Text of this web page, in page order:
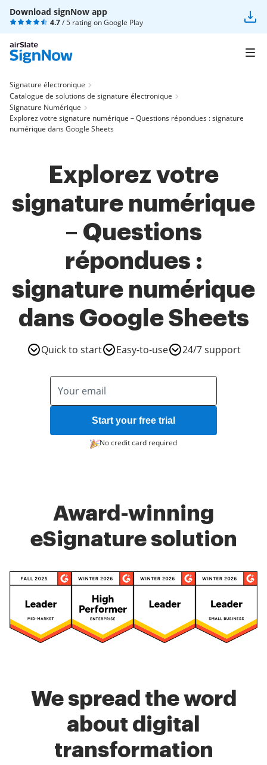
Download signNow app
4.7/ 5 rating onGoogle Play
Signature électronique
Catalogue de solutions de signature électronique
Signature Numérique
Explorez votre signature numérique – Questions répondues : signature
numérique dans Google Sheets
Explorez votre
signature numérique
– Questions
répondues :
signature numérique
dans Google Sheets
Quick to start Easy-to-use 24/7 support
Start your free trial
No credit card required
Award-winning
eSignature solution
We spread the word
about digital
transformation